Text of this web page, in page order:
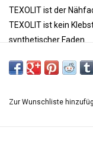
TEXOLIT ist der
TEXOLIT ist kein
synthetischer Faden.
Mit TEXOLIT können
Flicken
Zur Wunschliste